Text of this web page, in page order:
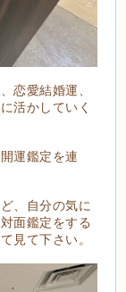
恋愛結婚運、
活かしていく
運鑑定を連
、自分の気に
面鑑定をする
見て下さい。